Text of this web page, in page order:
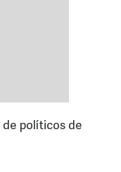
de políticos de